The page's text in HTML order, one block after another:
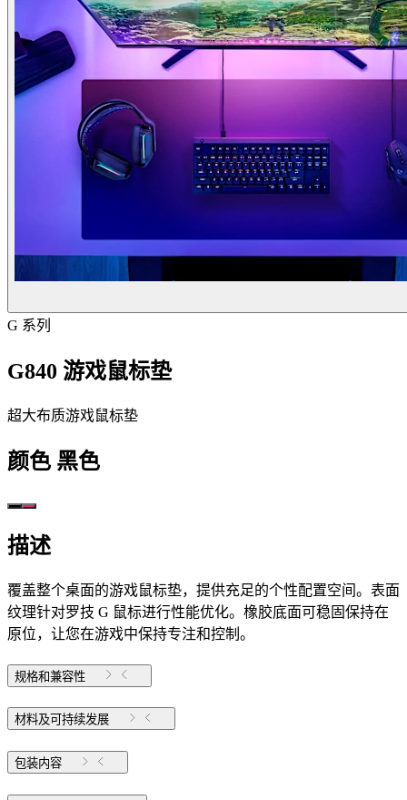
G 系列
G840 游戏鼠标垫
超大布质游戏鼠标垫
颜色 黑色
描述
覆盖整个桌面的游戏鼠标垫，提供充足的个性配置空间。表面
纹理针对罗技 G 鼠标进行性能优化。橡胶底面可稳固保持在
原位，让您在游戏中保持专注和控制。
规格和兼容性
材料及可持续发展
包装内容